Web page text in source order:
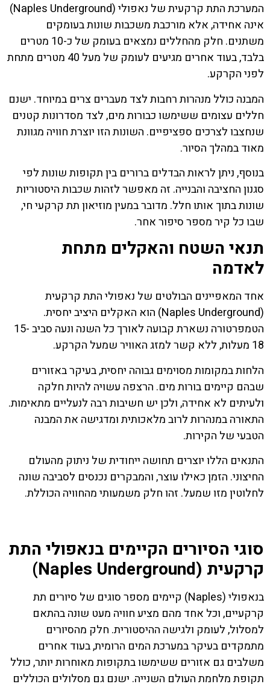
המערכת התת קרקעית של נאפולי (Naples Underground)
אינה אחידה, אלא מורכבת משכבות שונות בעומקים
משתנים. חלק מהחללים נמצאים בעומק של כ-10 מטרים
בלבד, בעוד אחרים מגיעים לעומק של מעל 40 מטרים מתחת
לפני הקרקע.
המבנה כולל מנהרות רחבות לצד מעברים צרים במיוחד. ישנם
חללים עצומים ששימשו כבורות מים, לצד מסדרונות קטנים
שנחצבו לצרכים ספציפיים. השונות הזו יוצרת חוויה מגוונת
מאוד במהלך הסיור.
בנוסף, ניתן לראות הבדלים ברורים בין תקופות שונות לפי
סגנון החציבה והבנייה. זה מאפשר לזהות שכבות היסטוריות
שונות בתוך אותו חלל. מדובר במעין מוזיאון תת קרקעי חי,
שבו כל קיר מספר סיפור אחר.
תנאי השטח והאקלים מתחת
לאדמה
אחד המאפיינים הבולטים של נאפולי התת קרקעית
(Naples Underground) הוא האקלים היציב יחסית.
הטמפרטורה נשארת קבועה לאורך כל השנה ונעה סביב 15-
18 מעלות, ללא קשר למזג האוויר שמעל הקרקע.
הלחות במקומות מסוימים גבוהה יחסית, בעיקר באזורים
שבהם קיימים בורות מים. הרצפה עשויה להיות חלקה
ולעיתים לא אחידה, ולכן יש חשיבות רבה לנעליים מתאימות.
התאורה במנהרות לרוב מלאכותית ומדגישה את המבנה
הטבעי של הקירות.
התנאים הללו יוצרים תחושה ייחודית של ניתוק מהעולם
החיצוני. הזמן כאילו עוצר, והמבקרים נכנסים לסביבה שונה
לחלוטין מזו שמעל. זהו חלק משמעותי מהחוויה הכוללת.
סוגי הסיורים הקיימים בנאפולי התת
קרקעית (Naples Underground)
בנאפולי (Naples) קיימים מספר סוגים של סיורים תת
קרקעיים, וכל אחד מהם מציע חוויה מעט שונה בהתאם
למסלול, לעומק ולגישה ההיסטורית. חלק מהסיורים
מתמקדים בעיקר במערכת המים הרומית, בעוד אחרים
משלבים גם אזורים ששימשו בתקופות מאוחרות יותר, כולל
תקופת מלחמת העולם השנייה. ישנם גם מסלולים הכוללים